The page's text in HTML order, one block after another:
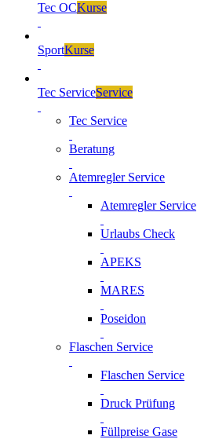
Tec OCKurse
SportKurse
Tec ServiceService
Tec Service
Beratung
Atemregler Service
Atemregler Service
Urlaubs Check
APEKS
MARES
Poseidon
Flaschen Service
Flaschen Service
Druck Prüfung
Füllpreise Gase